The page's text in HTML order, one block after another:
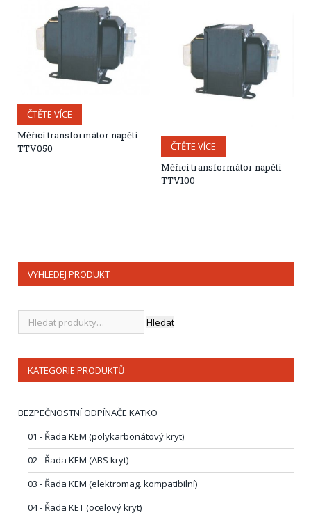
ČTĚTE VÍCE
Měřicí transformátor napětí
TTV050
ČTĚTE VÍCE
Měřicí transformátor napětí
TTV100
VYHLEDEJ PRODUKT
Hledat
KATEGORIE PRODUKTŮ
BEZPEČNOSTNÍ ODPÍNAČE KATKO
01 - Řada KEM (polykarbonátový kryt)
02 - Řada KEM (ABS kryt)
03 - Řada KEM (elektromag. kompatibilní)
04 - Řada KET (ocelový kryt)